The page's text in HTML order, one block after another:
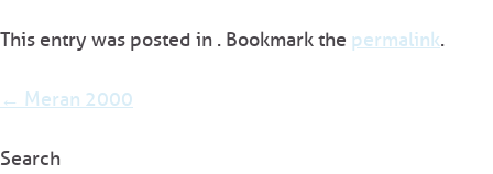
This entry was posted in . Bookmark the permalink.
Post
← Meran 2000
Search